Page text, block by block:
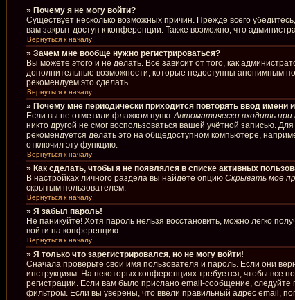
» Почему я не могу войти?
Существует несколько возможных причин. Прежде всего
вам закрыт доступ к конференции. Также возможно, что
Вернуться к началу
» Зачем мне вообще нужно регистрироваться?
Вы можете этого и не делать. Всё зависит от того, как
дополнительные возможности, которые недоступны анонимным
рекомендуем это сделать.
Вернуться к началу
» Почему мне периодически приходится повторять ввод имени
Если вы не отметили флажком пунктАвтоматически входить
никто другой не смог воспользоваться вашей учётной записью.
рекомендуется делать это на общедоступном компьютере,
отключил эту функцию.
Вернуться к началу
» Как сделать, чтобы я не появлялся в списке активных
В настройках личного раздела вы найдёте опцию Скрывать моё
скрытым пользователем.
Вернуться к началу
» Я забыл пароль!
Не паникуйте! Хотя пароль нельзя восстановить, можно легко
войти на конференцию.
Вернуться к началу
» Я только что зарегистрировался, но не могу войти!
Сначала проверьте свои имя пользователя и пароль. Если они
инструкциям. На некоторых конференциях требуется, чтобы все
регистрации. Если вам было прислано email-сообщение,
фильтром. Если вы уверены, что ввели правильный адрес email,